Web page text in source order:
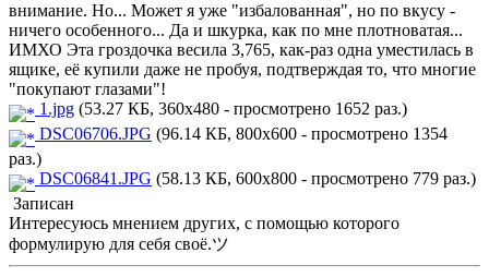
внимание. Но... Может я уже "избалованная", но по вкусу -
ничего особенного... Да и шкурка, как по мне плотноватая...
ИМХО Эта гроздочка весила 3,765, как-раз одна уместилась в
ящике, её купили даже не пробуя, подтверждая то, что многие
"покупают глазами"!
1.jpg (53.27 КБ, 360x480 - просмотрено 1652 раз.)
DSC06706.JPG (96.14 КБ, 800x600 - просмотрено 1354
раз.)
DSC06841.JPG (58.13 КБ, 600x800 - просмотрено 779 раз.)
Записан
Интересуюсь мнением других, с помощью которого
формулирую для себя своё.ツ